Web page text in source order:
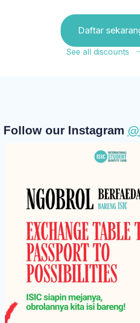
Daftar
See all discounts
Follow our Instagram